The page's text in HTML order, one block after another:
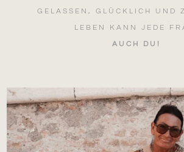
GELASSEN, GLÜCKLICH UND
LEBEN KANN JEDE
AUCH DU!